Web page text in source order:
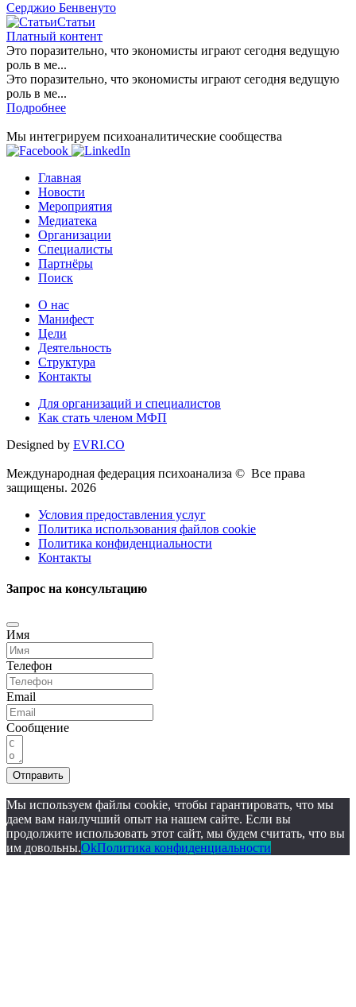
Серджио Бенвенуто
Статьи
Платный контент
Это поразительно, что экономисты играют сегодня ведущую
роль в ме...
Это поразительно, что экономисты играют сегодня ведущую
роль в ме...
Подробнее
Мы интегрируем психоаналитические сообщества
Главная
Новости
Мероприятия
Медиатека
Организации
Специалисты
Партнёры
Поиск
О нас
Манифест
Цели
Деятельность
Структура
Контакты
Для организаций и специалистов
Как стать членом МФП
Designed by EVRI.CO
Международная федерация психоанализа © Все права
защищены. 2026
Условия предоставления услуг
Политика использования файлов cookie
Политика конфиденциальности
Контакты
Запрос на консультацию
Имя
Телефон
Email
Сообщение
Отправить
Мы используем файлы cookie, чтобы гарантировать, что мы
даем вам наилучший опыт на нашем сайте. Если вы
продолжите использовать этот сайт, мы будем считать, что вы
им довольны.OkПолитика конфиденциальности